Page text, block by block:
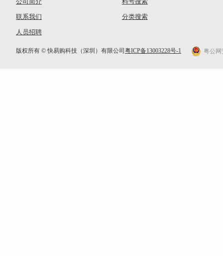
联系我们
人员招聘
分类搜索
版权所有 © 快易购科技（深圳）有限公司 粤ICP备13003228号-1 粤公网